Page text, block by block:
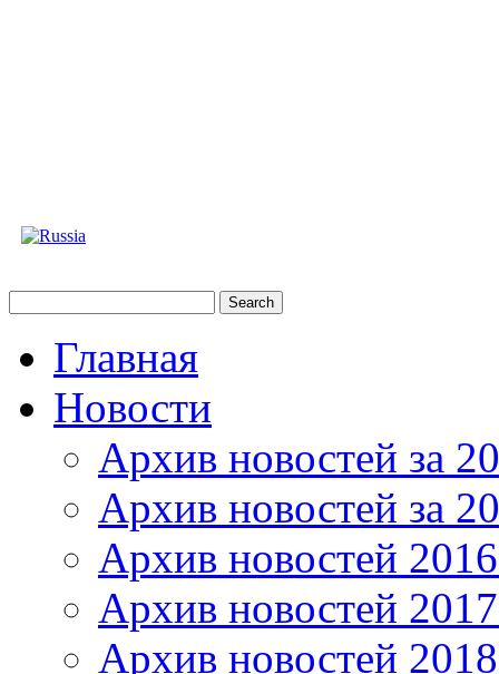
Главная
Новости
Архив новостей за
Архив новостей за
Архив новостей
Архив новостей
Архив новостей